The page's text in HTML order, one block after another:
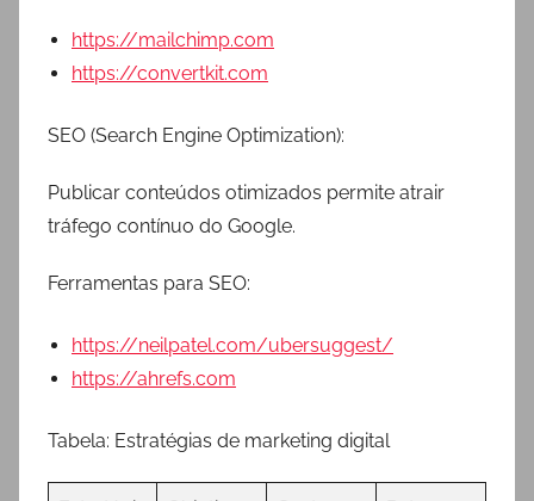
https://mailchimp.com
https://convertkit.com
SEO (Search Engine Optimization):
Publicar conteúdos otimizados permite atrair
tráfego contínuo do Google.
Ferramentas para SEO:
https://neilpatel.com/ubersuggest/
https://ahrefs.com
Tabela: Estratégias de marketing digital